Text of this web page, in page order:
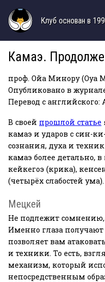
Клуб основан в
Камаэ.
проф. Ойа Минору (Oya
Опубликовано в
Перевод с английского:
В своей прошлой статье
камаэ и ударов с син-
сознания, духа и
камаэ более детально,
кейкегоэ (крика),
(четырёх слабостей ума).
Мецкей
Не подлежит сомнению,
Именно глаза
позволяет вам
и техники. То есть,
механизм, который
непосредственным